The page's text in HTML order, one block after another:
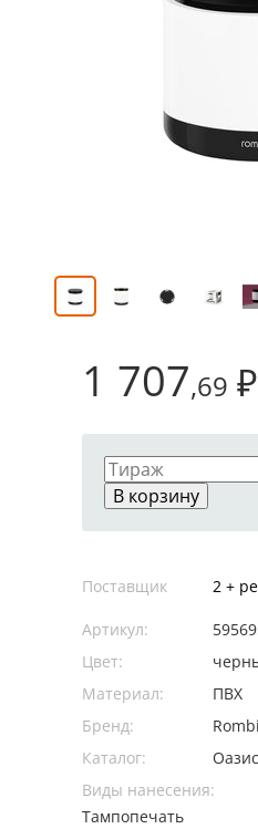
1 707,69 ₽
В корзину
Поставщик 2 +
Артикул:
Цвет:
Материал:
ПВХ
Бренд:
Каталог:
Оазис
Виды нанесения:
Тампопечать